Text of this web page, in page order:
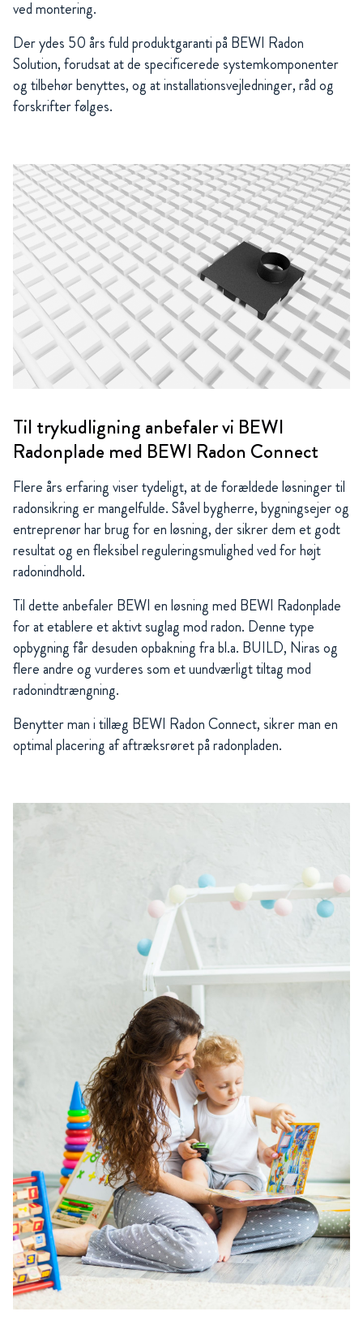
ved montering.
Der ydes 50 års fuld produktgaranti på BEWI Radon
Solution, forudsat at de specificerede systemkomponenter
og tilbehør benyttes, og at installationsvejledninger, råd og
forskrifter følges.
Til trykudligning anbefaler vi BEWI
Radonplade med BEWI Radon Connect
Flere års erfaring viser tydeligt, at de forældede løsninger til
radonsikring er mangelfulde. Såvel bygherre, bygningsejer og
entreprenør har brug for en løsning, der sikrer dem et godt
resultat og en fleksibel reguleringsmulighed ved for højt
radonindhold.
Til dette anbefaler BEWI en løsning med BEWI Radonplade
for at etablere et aktivt suglag mod radon. Denne type
opbygning får desuden opbakning fra bl.a. BUILD, Niras og
flere andre og vurderes som et uundværligt tiltag mod
radonindtrængning.
Benytter man i tillæg BEWI Radon Connect, sikrer man en
optimal placering af aftræksrøret på radonpladen.